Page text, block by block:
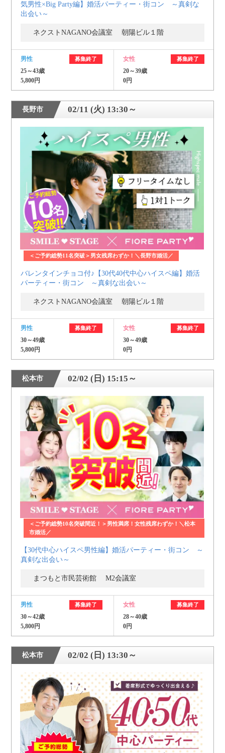
気男性×Big Party編】婚活パーティー・街コン ～真剣な
出会い～
ネクストNAGANO会議室 朝陽ビル１階
男性 募集終了
25～43歳
5,800円
女性 募集終了
20～39歳
0円
長野市 02/11 (火) 13:30～
＜ご予約総勢11名突破＞男女残席わずか！＼長野市婚活／
バレンタインチョコ付♪【30代40代中心ハイスペ編】婚活
パーティー・街コン ～真剣な出会い～
ネクストNAGANO会議室 朝陽ビル１階
男性 募集終了
30～49歳
5,800円
女性 募集終了
30～49歳
0円
松本市 02/02 (日) 15:15～
＜ご予約総勢10名突破間近！＞男性満席！女性残席わずか！＼松本
市婚活／
【30代中心ハイスペ男性編】婚活パーティー・街コン ～
真剣な出会い～
まつもと市民芸術館 M2会議室
男性 募集終了
30～42歳
5,800円
女性 募集終了
28～40歳
0円
松本市 02/02 (日) 13:30～